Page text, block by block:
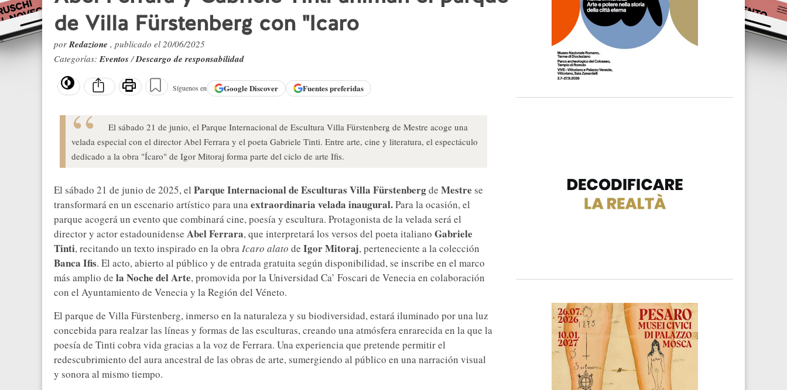
de Villa Fürstenberg con "Icaro
porRedazione , publicado el 20/06/2025
Categorías:Eventos/Descargo de responsabilidad
Síguenos en GoogleDiscover Fuentes preferidas
El sábado 21 de junio, el Parque Internacional de Escultura Villa Fürstenberg de Mestre acoge una
velada especial con el director Abel Ferrara y el poeta Gabriele Tinti. Entre arte, cine y literatura, el espectáculo
dedicado a la obra "Ícaro" de Igor Mitoraj forma parte del ciclo de arte Ifis.
El sábado 21 de junio de 2025, el Parque Internacional de Esculturas Villa Fürstenbergde Mestre se
transformará en un escenario artístico para unaextraordinaria velada inaugural.Para la ocasión, el
parque acogerá un evento que combinará cine, poesía y escultura. Protagonista de la velada será el
director y actor estadounidense Abel Ferrara, que interpretará los versos del poeta italiano Gabriele
Tinti, recitando un texto inspirado en la obraIcaro alato de Igor Mitoraj, perteneciente a la colección
Banca Ifis. El acto, abierto al público y de entrada gratuita según disponibilidad, se inscribe en el marco
más amplio de la Noche del Arte, promovida por la Universidad Ca’ Foscari de Venecia en colaboración
con el Ayuntamiento de Venecia y la Región del Véneto.
El parque de Villa Fürstenberg, inmerso en la naturaleza y su biodiversidad, estará iluminado por una luz
concebida para realzar las líneas y formas de las esculturas, creando una atmósfera enrarecida en la que la
poesía de Tinti cobra vida gracias a la voz de Ferrara. Una experiencia que pretende permitir el
redescubrimiento del aura ancestral de las obras de arte, sumergiendo al público en una narración visual
y sonora al mismo tiempo.